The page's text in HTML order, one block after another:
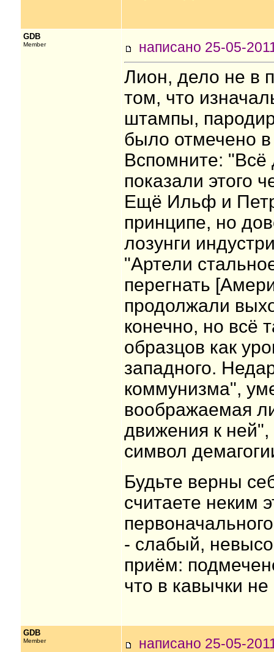
GDB
Member написано 25-05-
Лион, дело не в
том, что
штампы,
было отмечено в
Вспомните: "Всё
показали этого
Ещё Ильф и
принципе, но
лозунги
"Артели
перегнать
продолжали
конечно, но всё
образцов как
западного.
коммунизма",
воображаемая
движения к ней",
символ
Будьте верны
считаете неким
- слабый,
приём:
что в кавычки не
GDB
Member написано 25-05-